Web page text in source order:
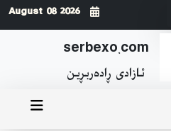
serbexo.com
ئازادی ڕاده‌ربڕین
2026 August 08